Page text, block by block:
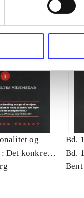
og
Det konkretes
Bd.
Bd.